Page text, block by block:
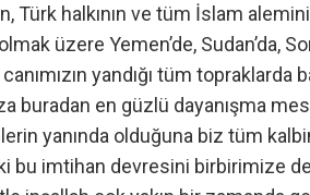
Türk halkının ve tüm İslam
üzere Yemen’de, Sudan’da,
yandığı tüm topraklarda
buradan en güzlü dayanışma
yanında olduğuna biz tüm
bu imtihan devresini birbirimize